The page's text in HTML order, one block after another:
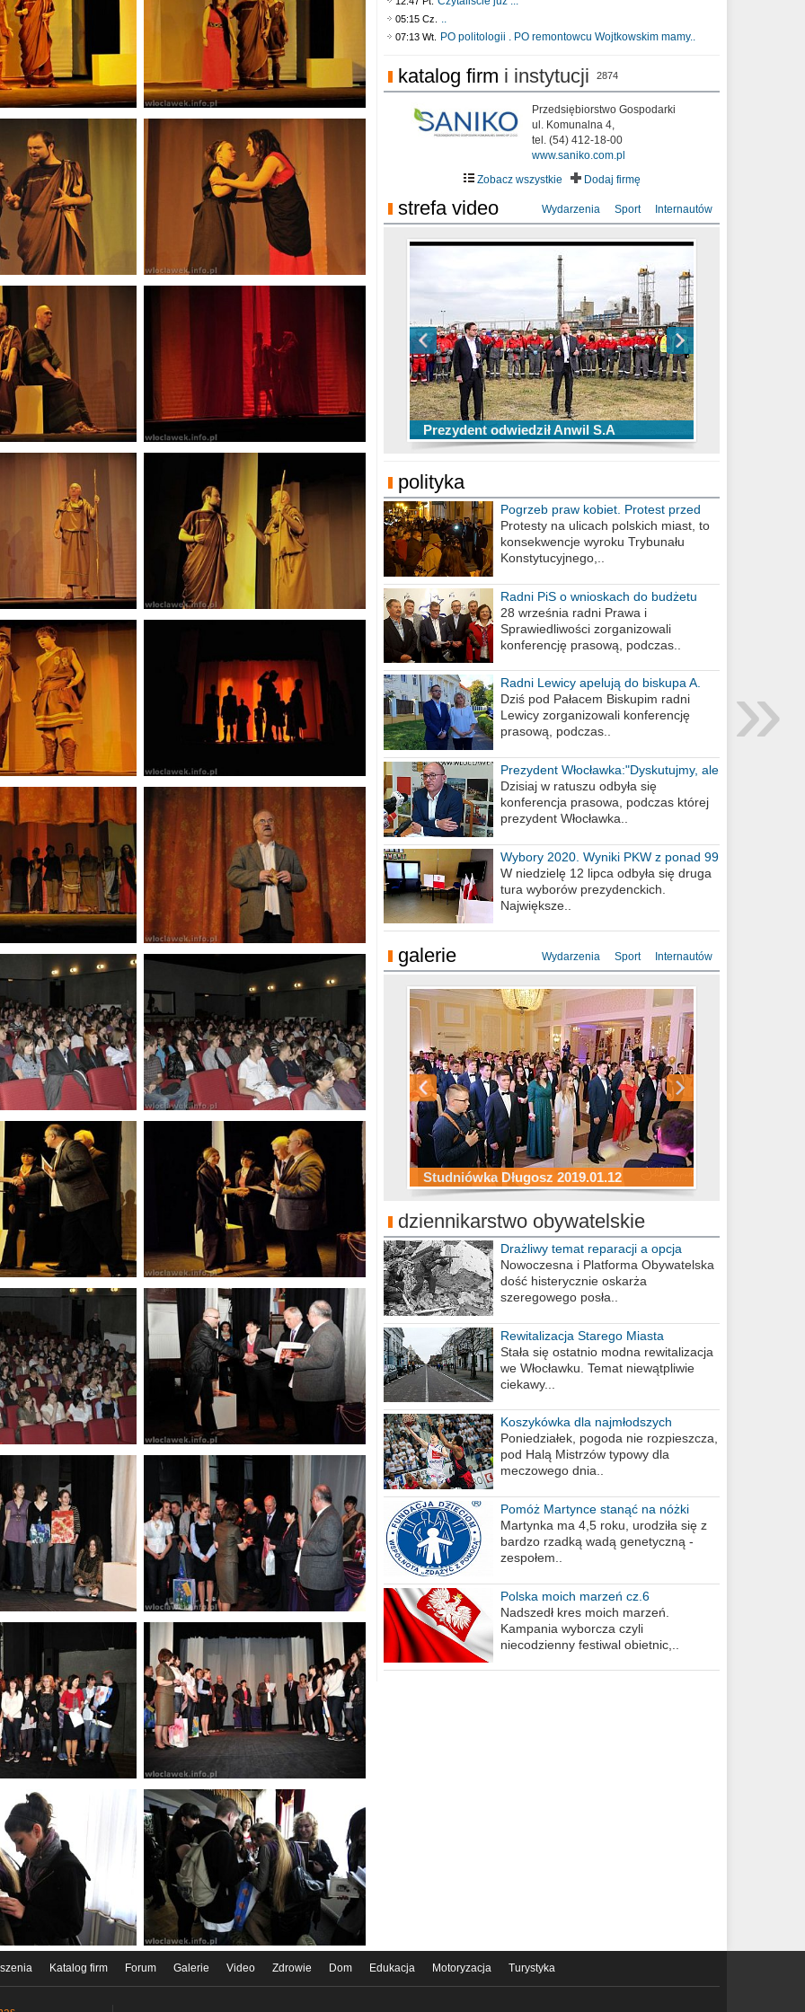
05:15 Cz. ..
07:13 Wt. PO politologii . PO remontowcu Wojtkowskim mamy..
katalog firm i instytucji 2874
Przedsiębiorstwo Gospodarki
ul. Komunalna 4,
tel. (54) 412-18-00
www.saniko.com.pl
Zobacz wszystkie
Dodaj firmę
strefa video Wydarzenia Sport Internautów
Prezydent odwiedził Anwil S.A
TOP 10 przechwytów Anwilu Włocławek
w EBL w sezonie 2019/2020
TOP 5 rzutów Anwilu Włocławek w BCL
w sezonie 2019/2020
Ni To Ponk - W oczach mamy strach
sixf33t .Last Year DRONE FOOTAGE
Włocławek
XXIII Sesja Rady Miasta Włocławek VIII
kadencji w dniu 09.06.2020 r.
polityka
Pogrzeb praw kobiet. Protest przed
biurem poselskim PiS
Protesty na ulicach polskich miast, to
konsekwencje wyroku Trybunału
Konstytucyjnego,..
Radni PiS o wnioskach do budżetu
miasta na 2021 rok
28 września radni Prawa i
Sprawiedliwości zorganizowali
konferencję prasową, podczas..
Radni Lewicy apelują do biskupa A.
Wiesława Meringa
Dziś pod Pałacem Biskupim radni
Lewicy zorganizowali konferencję
prasową, podczas..
Prezydent Włocławka:"Dyskutujmy, ale
nie obrażajmy się”
Dzisiaj w ratuszu odbyła się
konferencja prasowa, podczas której
prezydent Włocławka..
Wybory 2020. Wyniki PKW z ponad 99
procent obwodów
W niedzielę 12 lipca odbyła się druga
tura wyborów prezydenckich.
Największe..
galerie Wydarzenia Sport Internautów
Studniówka Długosz 2019.01.12
ZS Budowlanych 2019.01.12
Studniówka LZK 2019.01.11
Studniówka Kopernik 2019.01.11
Studniówka LMK 2019.01.05
Studniówka ZS Ekonomicznych
2019.01.05
dziennikarstwo obywatelskie
Drażliwy temat reparacji a opcja
berlińska
Nowoczesna i Platforma Obywatelska
dość histerycznie oskarża
szeregowego posła..
Rewitalizacja Starego Miasta
Stała się ostatnio modna rewitalizacja
we Włocławku. Temat niewątpliwie
ciekawy...
Koszykówka dla najmłodszych
Poniedziałek, pogoda nie rozpieszcza,
pod Halą Mistrzów typowy dla
meczowego dnia..
Pomóż Martynce stanąć na nóżki
Martynka ma 4,5 roku, urodziła się z
bardzo rzadką wadą genetyczną -
zespołem..
Polska moich marzeń cz.6
Nadszedł kres moich marzeń.
Kampania wyborcza czyli
niecodzienny festiwal obietnic,..
Katalog firm Forum Galerie Video Zdrowie Dom Edukacja Motoryzacja Turystyka
»